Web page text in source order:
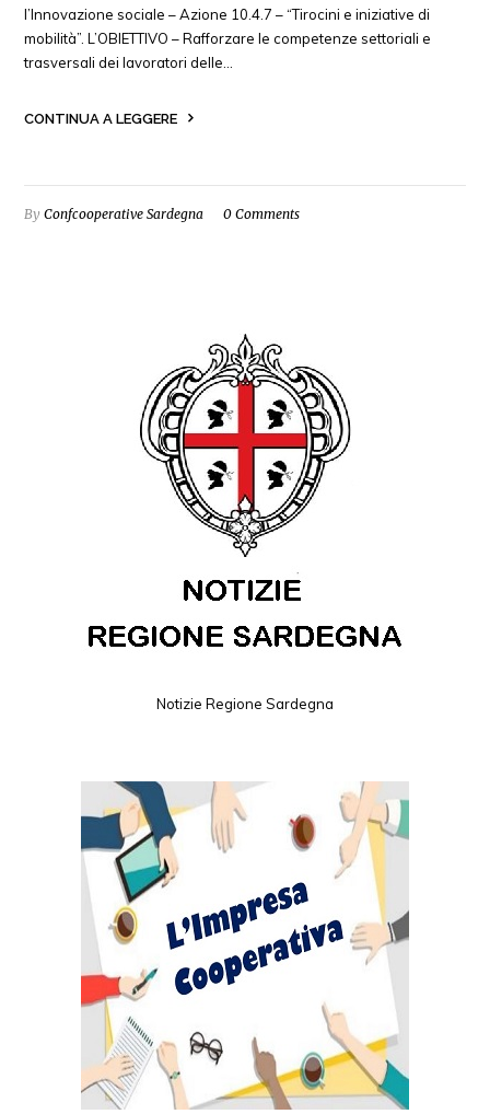
l’Innovazione sociale – Azione 10.4.7 – “Tirocini e iniziative di
mobilità”. L’OBIETTIVO – Rafforzare le competenze settoriali e
trasversali dei lavoratori delle…
CONTINUA A LEGGERE
ByConfcooperative Sardegna 0 Comments
Notizie Regione Sardegna